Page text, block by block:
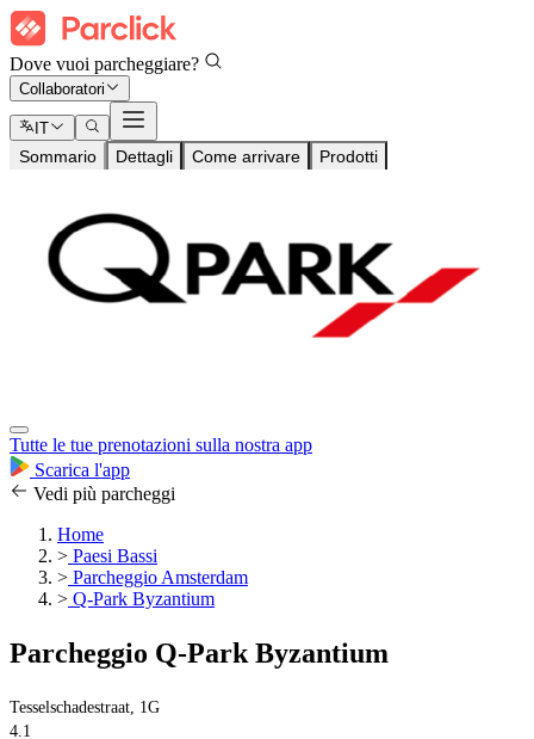
Dove vuoi parcheggiare?
Collaboratori
IT
Sommario Dettagli Come arrivare Prodotti
Tutte le tue prenotazioni sulla nostra app
Scarica l'app
Vedi più parcheggi
Home
> Paesi Bassi
> Parcheggio Amsterdam
> Q-Park Byzantium
Parcheggio Q-Park Byzantium
Tesselschadestraat, 1G
4.1